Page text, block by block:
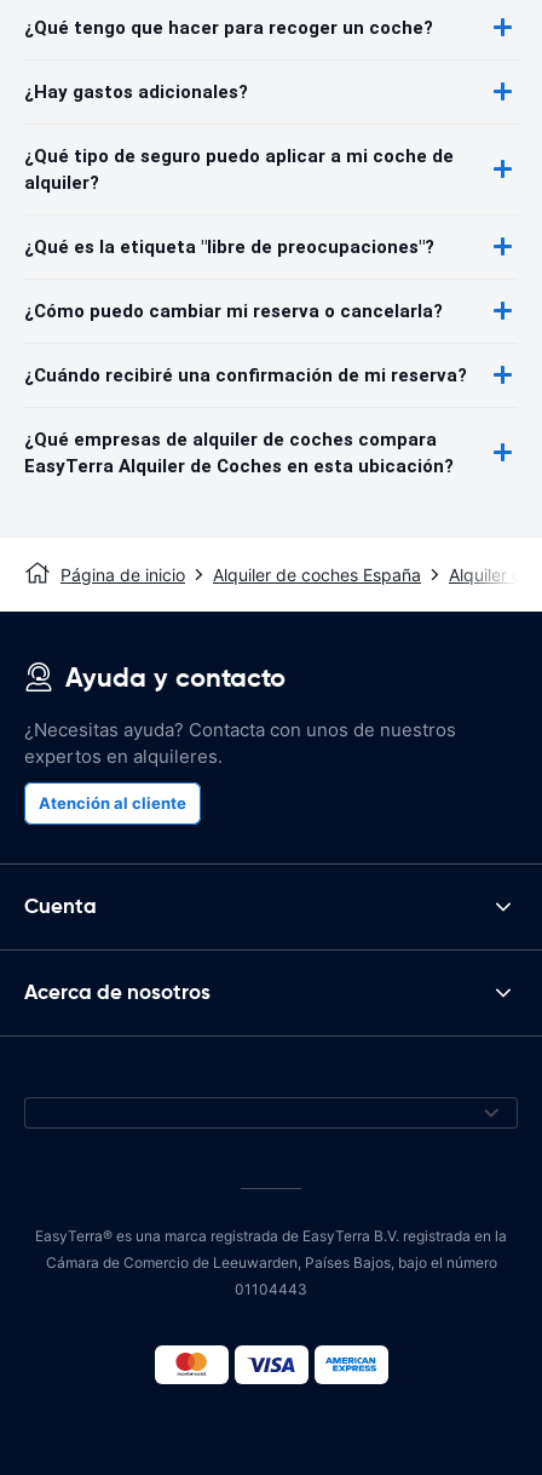
¿Qué tengo que hacer para recoger un coche?
¿Hay gastos adicionales?
¿Qué tipo de seguro puedo aplicar a mi coche de
alquiler?
¿Qué es la etiqueta "libre de preocupaciones"?
¿Cómo puedo cambiar mi reserva o cancelarla?
¿Cuándo recibiré una confirmación de mi reserva?
¿Qué empresas de alquiler de coches compara
EasyTerra Alquiler de Coches en esta ubicación?
Página de inicio Alquiler de coches España Alquiler de
Ayuda y contacto
¿Necesitas ayuda? Contacta con unos de nuestros
expertos en alquileres.
Atención al cliente
Cuenta
Acerca de nosotros
EasyTerra® es una marca registrada de EasyTerra B.V. registrada en la
Cámara de Comercio de Leeuwarden, Países Bajos, bajo el número
01104443